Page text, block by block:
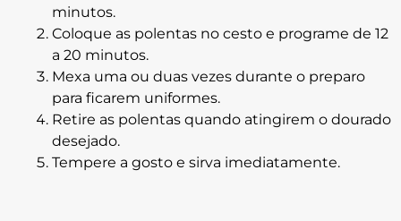
minutos.
Coloque as polentas no cesto e programe de 12
a 20 minutos.
Mexa uma ou duas vezes durante o preparo
para ficarem uniformes.
Retire as polentas quando atingirem o dourado
desejado.
Tempere a gosto e sirva imediatamente.